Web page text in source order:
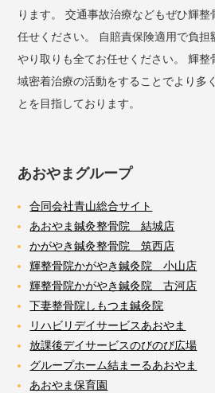
ります。 交通事故治療などもぜひ輝
任せください。 自賠責保険適用で負
やり取りも全てお任せください。 輝
域密着治療の活動をすることでより多
とを目指しております。
あおやまグループ
合同会社青山総合サイト
あおやま鍼灸整骨院 結城店
かがやき鍼灸整骨院 筑西店
輝整骨院かがやき鍼灸院 小山店
輝整骨院かがやき鍼灸院 古河店
下妻整骨院しもつま鍼灸院
リハビリデイサービスあおやま
放課後デイサービスのびのび広場
グループホーム結まーるあおやま
あおやま保育園